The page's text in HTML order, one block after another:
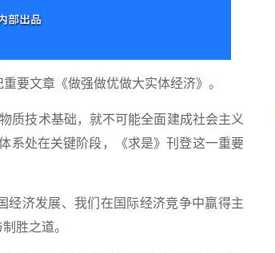
文章《做强做优做大实体经济》。
技术基础，就不可能全面建成社会主义
系处在关键阶段，《求是》刊登这一重要
济发展、我们在国际经济竞争中赢得主
胜之道。